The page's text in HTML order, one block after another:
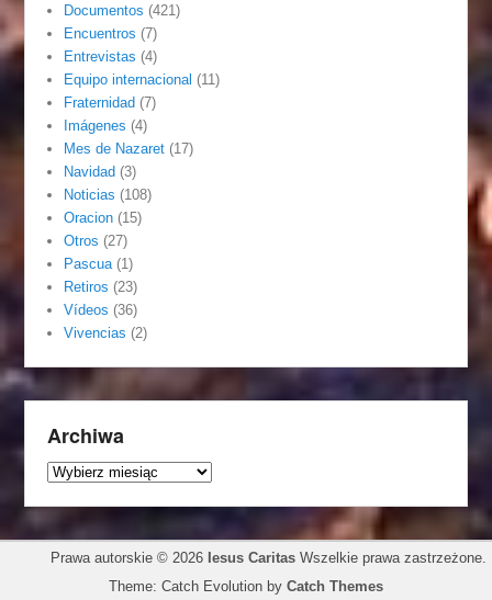
Documentos (421)
Encuentros (7)
Entrevistas (4)
Equipo internacional (11)
Fraternidad (7)
Imágenes (4)
Mes de Nazaret (17)
Navidad (3)
Noticias (108)
Oracion (15)
Otros (27)
Pascua (1)
Retiros (23)
Vídeos (36)
Vivencias (2)
Archiwa
Archiwa
Prawa autorskie © 2026 Iesus CaritasWszelkie prawa zastrzeżone.
Theme: Catch Evolution by Catch Themes